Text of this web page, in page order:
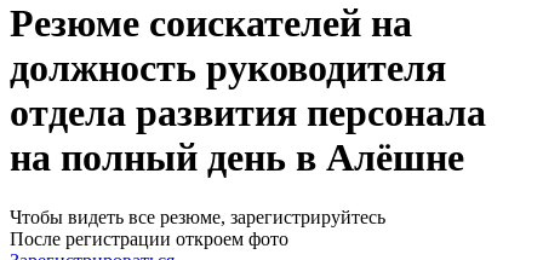
Резюме соискателей на
должность руководителя
отдела развития персонала
на полный день в Алёшне
Чтобы видеть все резюме, зарегистрируйтесь
После регистрации откроем фото